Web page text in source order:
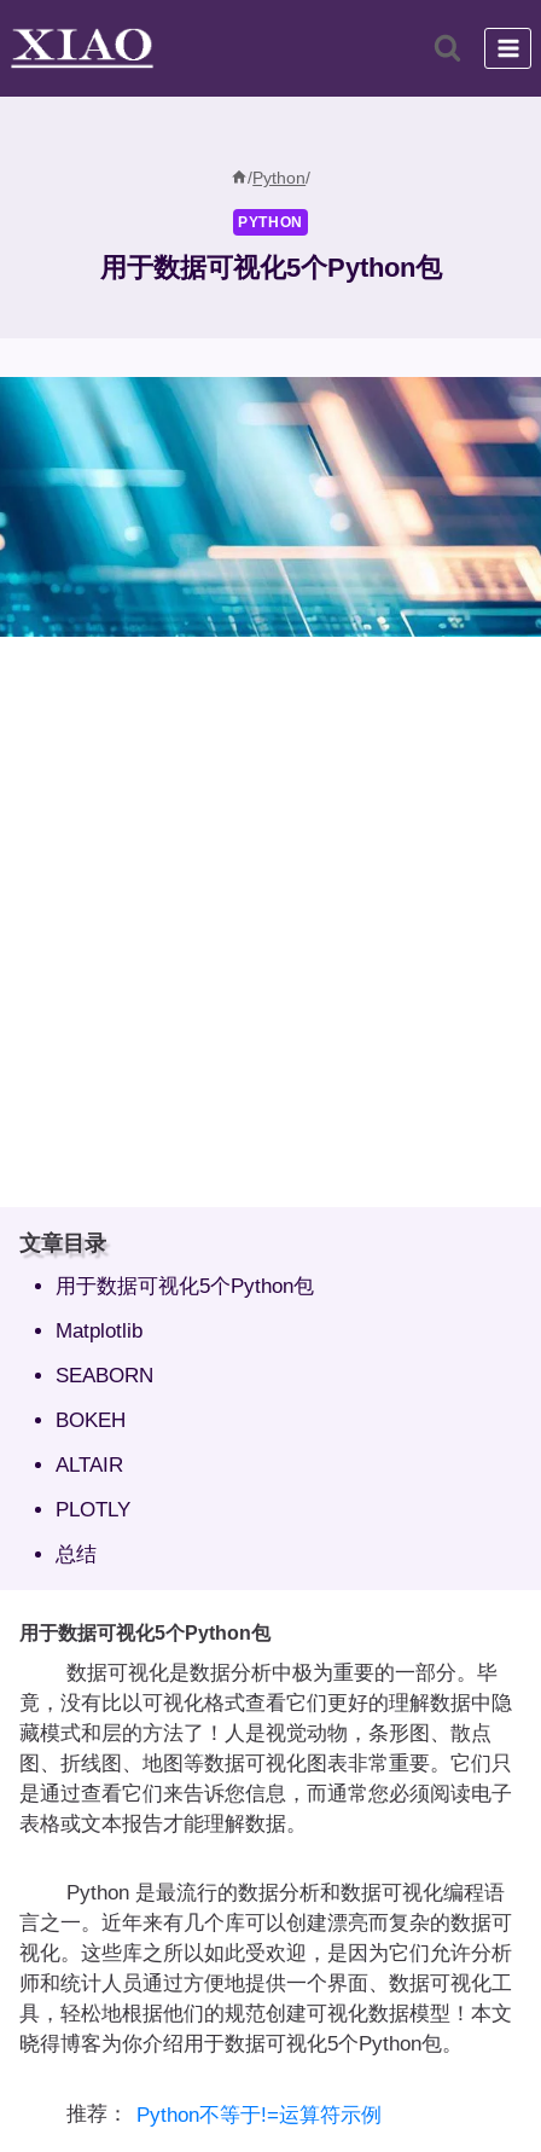
/Python/
PYTHON
用于数据可视化5个Python包
文章目录
用于数据可视化5个Python包
Matplotlib
SEABORN
BOKEH
ALTAIR
PLOTLY
总结
用于数据可视化5个Python包
数据可视化是数据分析中极为重要的一部分。毕
竟，没有比以可视化格式查看它们更好的理解数据中隐
藏模式和层的方法了！人是视觉动物，条形图、散点
图、折线图、地图等数据可视化图表非常重要。它们只
是通过查看它们来告诉您信息，而通常您必须阅读电子
表格或文本报告才能理解数据。
Python 是最流行的数据分析和数据可视化编程语
言之一。近年来有几个库可以创建漂亮而复杂的数据可
视化。这些库之所以如此受欢迎，是因为它们允许分析
师和统计人员通过方便地提供一个界面、数据可视化工
具，轻松地根据他们的规范创建可视化数据模型！本文
晓得博客为你介绍用于数据可视化5个Python包。
推荐： Python不等于!=运算符示例